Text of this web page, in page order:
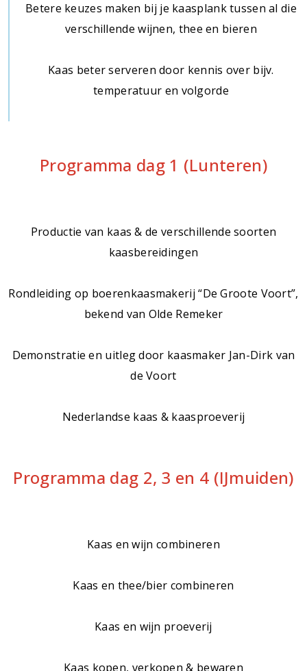
Betere keuzes maken bij je kaasplank tussen al die
verschillende wijnen, thee en bieren
Kaas beter serveren door kennis over bijv.
temperatuur en volgorde
Programma dag 1 (Lunteren)
Productie van kaas & de verschillende soorten
kaasbereidingen
Rondleiding op boerenkaasmakerij “De Groote Voort”,
bekend van Olde Remeker
Demonstratie en uitleg door kaasmaker Jan-Dirk van
de Voort
Nederlandse kaas & kaasproeverij
Programma dag 2, 3 en 4 (IJmuiden)
Kaas en wijn combineren
Kaas en thee/bier combineren
Kaas en wijn proeverij
Kaas kopen, verkopen & bewaren